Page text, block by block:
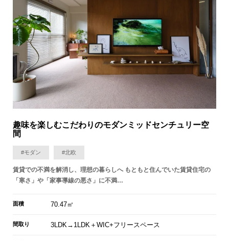
趣味を楽しむこだわりのモダンミッドセンチュリー空
間
#モダン #北欧
賃貸での不満を解消し、理想の暮らしへ もともと住んでいた賃貸住宅の
「寒さ」や「家事導線の悪さ」に不満…
面積 70.47㎡
間取り 3LDK→1LDK＋WIC+フリースペース